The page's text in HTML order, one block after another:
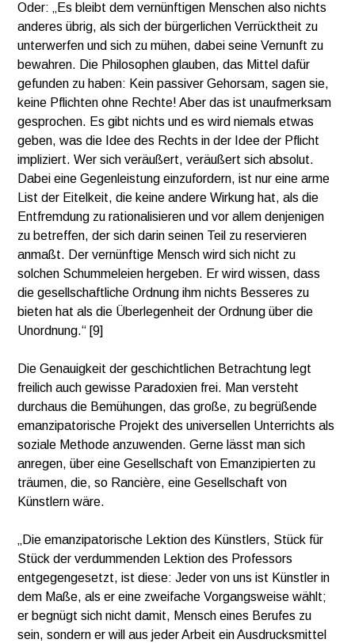
Oder: „Es bleibt dem vernünftigen Menschen also nichts
anderes übrig, als sich der bürgerlichen Verrücktheit zu
unterwerfen und sich zu mühen, dabei seine Vernunft zu
bewahren. Die Philosophen glauben, das Mittel dafür
gefunden zu haben: Kein passiver Gehorsam, sagen sie,
keine Pflichten ohne Rechte! Aber das ist unaufmerksam
gesprochen. Es gibt nichts und es wird niemals etwas
geben, was die Idee des Rechts in der Idee der Pflicht
impliziert. Wer sich veräußert, veräußert sich absolut.
Dabei eine Gegenleistung einzufordern, ist nur eine arme
List der Eitelkeit, die keine andere Wirkung hat, als die
Entfremdung zu rationalisieren und vor allem denjenigen
zu betreffen, der sich darin seinen Teil zu reservieren
anmaßt. Der vernünftige Mensch wird sich nicht zu
solchen Schummeleien hergeben. Er wird wissen, dass
die gesellschaftliche Ordnung ihm nichts Besseres zu
bieten hat als die Überlegenheit der Ordnung über die
Unordnung.“ [9]
Die Genauigkeit der geschichtlichen Betrachtung legt
freilich auch gewisse Paradoxien frei. Man versteht
durchaus die Bemühungen, das große, zu begrüßende
emanzipatorische Projekt des universellen Unterrichts als
soziale Methode anzuwenden. Gerne lässt man sich
anregen, über eine Gesellschaft von Emanzipierten zu
träumen, die, so Rancière, eine Gesellschaft von
Künstlern wäre.
„Die emanzipatorische Lektion des Künstlers, Stück für
Stück der verdummenden Lektion des Professors
entgegengesetzt, ist diese: Jeder von uns ist Künstler in
dem Maße, als er eine zweifache Vorgangsweise wählt;
er begnügt sich nicht damit, Mensch eines Berufes zu
sein, sondern er will aus jeder Arbeit ein Ausdrucksmittel